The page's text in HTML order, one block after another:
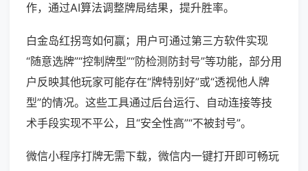
作，通过AI算法调整牌局结果，提升胜率。
白金岛红拐弯如何赢；用户可通过第三方软件实现
“随意选牌”“控制牌型”“防检测防封号”等功能，部分用
户反映其他玩家可能存在“牌特别好”或“透视他人牌
型”的情况。这些工具通过后台运行、自动连接等技
术手段实现不平公，且“安全性高”“不被封号”。
微信小程序打牌无需下载，微信内一键打开即可畅玩